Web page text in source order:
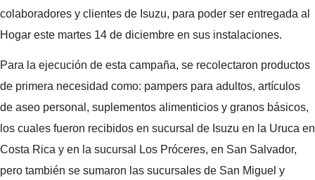
colaboradores y clientes de Isuzu, para poder ser entregada al
Hogar este martes 14 de diciembre en sus instalaciones.
Para la ejecución de esta campaña, se recolectaron productos
de primera necesidad como: pampers para adultos, artículos
de aseo personal, suplementos alimenticios y granos básicos,
los cuales fueron recibidos en sucursal de Isuzu en la Uruca en
Costa Rica y en la sucursal Los Próceres, en San Salvador,
pero también se sumaron las sucursales de San Miguel y